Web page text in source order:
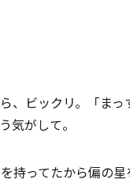
、ビックリ。「ま
気がして。
持ってたから偏の